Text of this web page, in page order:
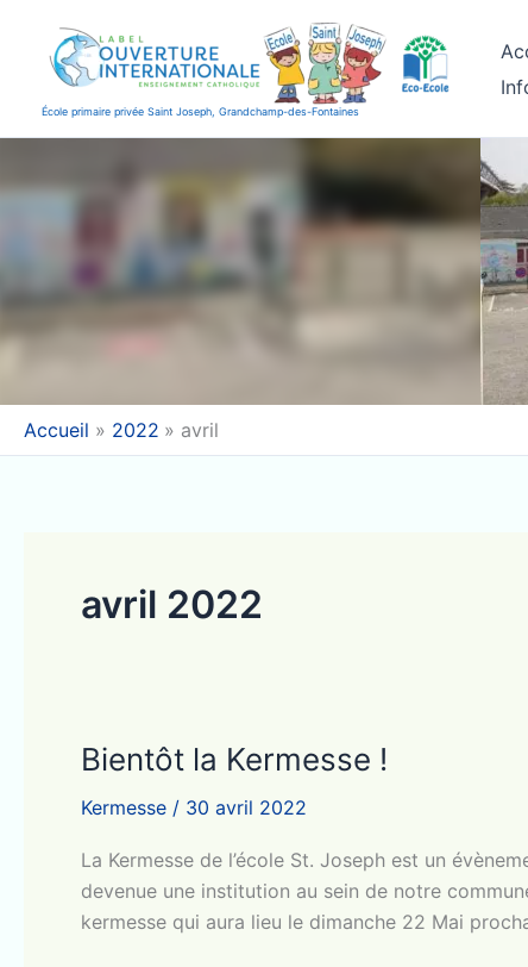
contenu
École primaire privée Saint Joseph, Grandchamp-des-Fontaines
Accueil 2022 avril
avril 2022
Bientôt la Kermesse !
Kermesse / 30 avril 2022
La Kermesse de l’école St. Joseph est un
devenue une institution au sein de notre
kermesse qui aura lieu le dimanche 22 Mai